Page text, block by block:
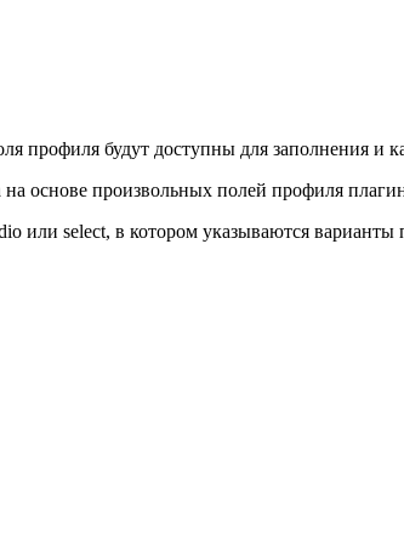
профиля будут доступны для заполнения и
основе произвольных полей профиля
или select, в котором указываются варианты